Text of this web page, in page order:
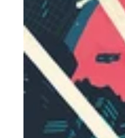
ESPACIO
VOLUMEN
1